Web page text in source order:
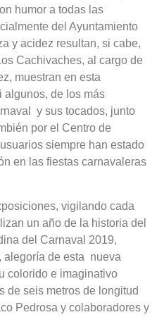
humor a todas las
del Ayuntamiento
y acidez resultan, si cabe,
Cachivaches, al cargo de
muestran en esta
algunos, de los más
y sus tocados, junto
por el Centro de
siempre han estado
en las fiestas carnavaleras
vigilando cada
un año de la historia del
del Carnaval 2019,
alegoría de esta nueva
colorido e imaginativo
de seis metros de longitud
Pedrosa y colaboradores y